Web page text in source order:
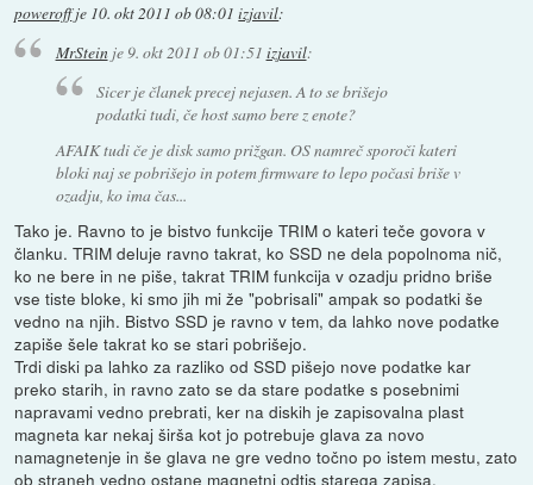
poweroffje 10. okt 2011 ob 08:01 izjavil:
MrSteinje9. okt 2011 ob 01:51 izjavil:
Sicer je članek precej nejasen. A to se brišejo
podatki tudi, če host samo bere z enote?
AFAIK tudi če je disk samo prižgan. OS namreč sporoči kateri
bloki naj se pobrišejo in potem firmware to lepo počasi briše v
ozadju, ko ima čas...
Tako je. Ravno to je bistvo funkcije TRIM o kateri teče govora v
članku. TRIM deluje ravno takrat, ko SSD ne dela popolnoma nič,
ko ne bere in ne piše, takrat TRIM funkcija v ozadju pridno briše
vse tiste bloke, ki smo jih mi že "pobrisali" ampak so podatki še
vedno na njih. Bistvo SSD je ravno v tem, da lahko nove podatke
zapiše šele takrat ko se stari pobrišejo.
Trdi diski pa lahko za razliko od SSD pišejo nove podatke kar
preko starih, in ravno zato se da stare podatke s posebnimi
napravami vedno prebrati, ker na diskih je zapisovalna plast
magneta kar nekaj širša kot jo potrebuje glava za novo
namagnetenje in še glava ne gre vedno točno po istem mestu, zato
ob straneh vedno ostane magnetni odtis starega zapisa.